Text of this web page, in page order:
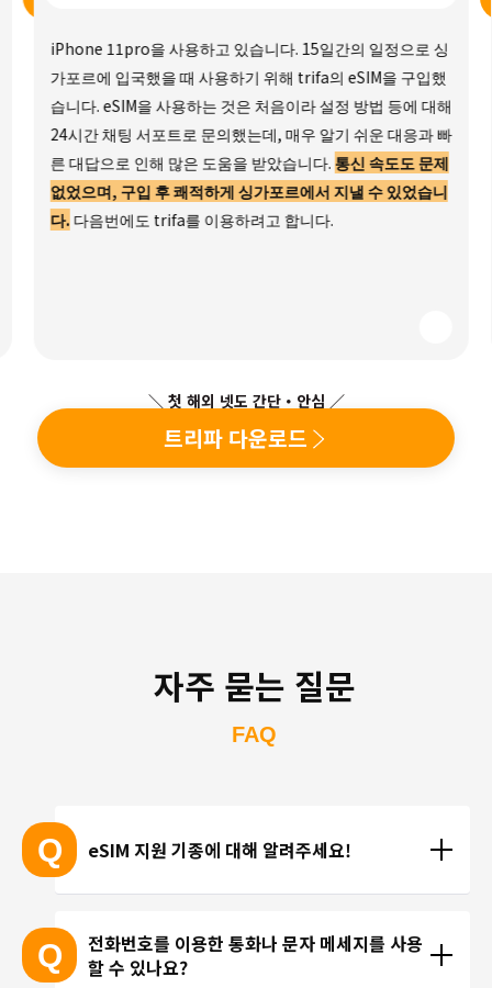
iPhone 11pro을 사용하고 있습니다. 15일간의 일정으로 싱
가포르에 입국했을 때 사용하기 위해 trifa의 eSIM을 구입했
습니다. eSIM을 사용하는 것은 처음이라 설정 방법 등에 대해
24시간 채팅 서포트로 문의했는데, 매우 알기 쉬운 대응과 빠
른 대답으로 인해 많은 도움을 받았습니다. 통신 속도도 문제
없었으며, 구입 후 쾌적하게 싱가포르에서 지낼 수 있었습니
다. 다음번에도 trifa를 이용하려고 합니다.
＼ 첫 해외 넷도 간단・안심 ／
트리파 다운로드
자주 묻는 질문
FAQ
Q eSIM 지원 기종에 대해 알려주세요!
※ eSIM 지원 기기가 계속 출시되고 있기 때문에 최신
Q
전화번호를 이용한 통화나 문자 메세지를 사용
할 수 있나요?